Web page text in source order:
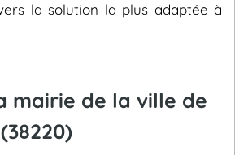
la solution la plus adaptée à
mairie de la ville de